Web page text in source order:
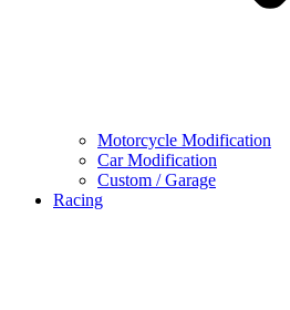
Motorcycle Modification
Car Modification
Custom / Garage
Racing